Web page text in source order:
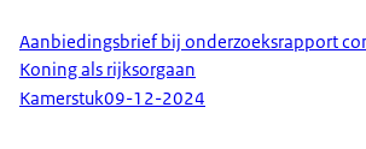
Aanbiedingsbrief bij onderzoeksrapport
Koning als rijksorgaan
Kamerstuk09-12-2024